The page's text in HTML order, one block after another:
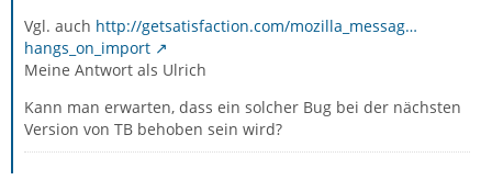
Vgl. auch http://getsatisfaction.com/mozilla_messag…
hangs_on_import
Meine Antwort als Ulrich
Kann man erwarten, dass ein solcher Bug bei der nächsten
Version von TB behoben sein wird?